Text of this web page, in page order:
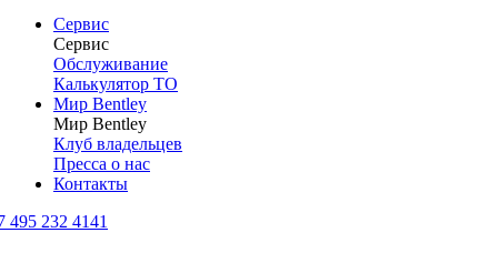
Сервис
Сервис
Обслуживание
Калькулятор ТО
Мир Bentley
Мир Bentley
Клуб владельцев
Пресса о нас
Контакты
495 232 4141